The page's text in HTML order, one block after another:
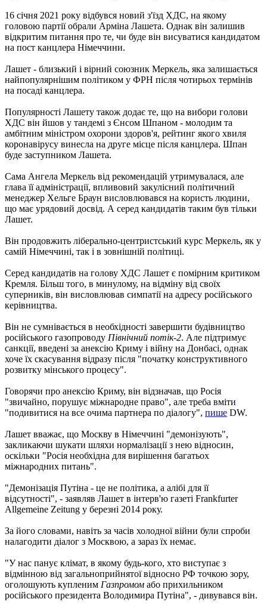
16 січня 2021 року відбувся новий з'їзд ХДС, на якому
головою партії обрали Арміна Лашета. Однак він залишив
відкритим питання про те, чи буде він висуватися кандидатом
на пост канцлера Німеччини.
Лашет - близький і вірний союзник Меркель, яка залишається
найпопулярнішим політиком у ФРН після чотирьох термінів
на посаді канцлера.
Популярності Лашету також додає те, що на вибори голови
ХДС він йшов у тандемі з Єнсом Шпаном - молодим та
амбітним міністром охорони здоров'я, рейтинг якого хвиля
коронавірусу винесла на друге місце після канцлера. Шпан
буде заступником Лашета.
Сама Ангела Меркель від рекомендацій утримувалася, але
глава її адміністрації, впливовий закулісний політичний
менеджер Хельге Браун висловлювався на користь людини,
що має урядовий досвід. А серед кандидатів таким був тільки
Лашет.
Він продовжить ліберально-центристський курс Меркель, як у
самій Німеччині, так і в зовнішній політиці.
Серед кандидатів на голову ХДС Лашет є помірним критиком
Кремля. Більш того, в минулому, на відміну від своїх
суперників, він висловлював симпатії на адресу російського
керівництва.
Він не сумнівається в необхідності завершити будівництво
російського газопроводу Північний потік-2. Але підтримує
санкції, введені за анексію Криму і війну на Донбасі, однак
хоче їх скасування відразу після "початку конструктивного
розвитку мінського процесу".
Говорячи про анексію Криму, він відзначав, що Росія
"звичайно, порушує міжнародне право", але треба вміти
"подивитися на все очима партнера по діалогу", пише DW.
Лашет вважає, що Москву в Німеччині "демонізують",
закликаючи шукати шляхи нормалізації з нею відносин,
оскільки "Росія необхідна для вирішення багатьох
міжнародних питань".
"Демонізація Путіна - це не політика, а алібі для її
відсутності", - заявляв Лашет в інтерв'ю газеті Frankfurter
Allgemeine Zeitung у березні 2014 року.
За його словами, навіть за часів холодної війни були спроби
налагодити діалог з Москвою, а зараз їх немає.
"У нас панує клімат, в якому будь-кого, хто виступає з
відмінною від загальноприйнятої відносно РФ точкою зору,
оголошують купленим Газпромом або прихильником
російського президента Володимира Путіна", - дивувався він.